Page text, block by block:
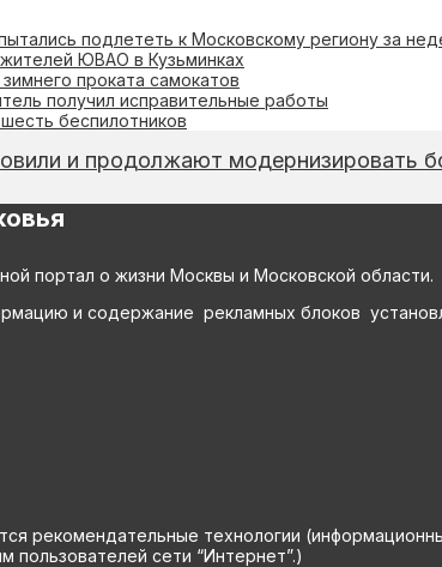
подлететь к Московскому региону за
ЮВАО в Кузьминках
проката самокатов
получил исправительные работы
беспилотников
и продолжают модернизировать
портал о жизни Москвы и Московской области.
и содержание рекламных блоков
рекомендательные технологии
пользователей сети “Интернет”.)